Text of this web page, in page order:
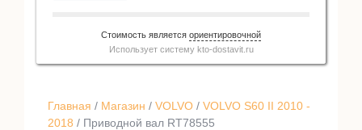
Главная / Магазин / VOLVO / VOLVO S60 II 2010 -
2018 / Приводной вал RT78555
Стоимость является ориентировочной
Использует систему kto-dostavit.ru